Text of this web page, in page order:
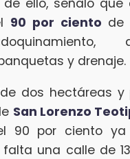
de ello, señaló
90 por ciento de
y drenaje.
dos hectáreas y
San Lorenzo
90 por ciento ya
falta una calle de